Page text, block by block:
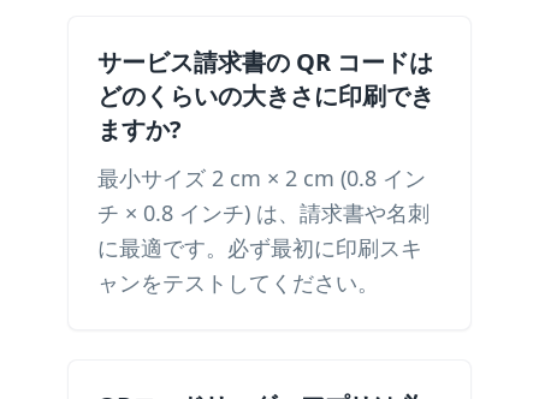
サービス請求書の QR コードは
どのくらいの大きさに印刷でき
ますか?
最小サイズ 2 cm × 2 cm (0.8 イン
チ × 0.8 インチ) は、請求書や名刺
に最適です。必ず最初に印刷スキ
ャンをテストしてください。